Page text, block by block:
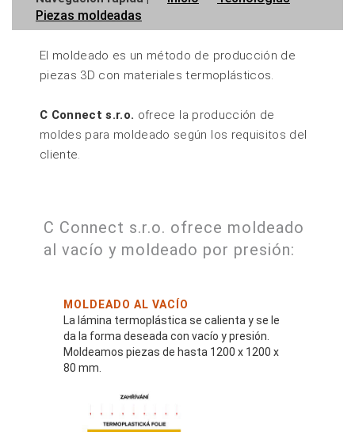
Piezas moldeadas
El moldeado es un método de producción de
piezas 3D con materiales termoplásticos.
C Connect s.r.o. ofrece la producción de
moldes para moldeado según los requisitos del
cliente.
C Connect s.r.o. ofrece moldeado
al vacío y moldeado por presión:
MOLDEADO AL VACÍO
La lámina termoplástica se calienta y se le
da la forma deseada con vacío y presión.
Moldeamos piezas de hasta 1200 x 1200 x
80 mm.